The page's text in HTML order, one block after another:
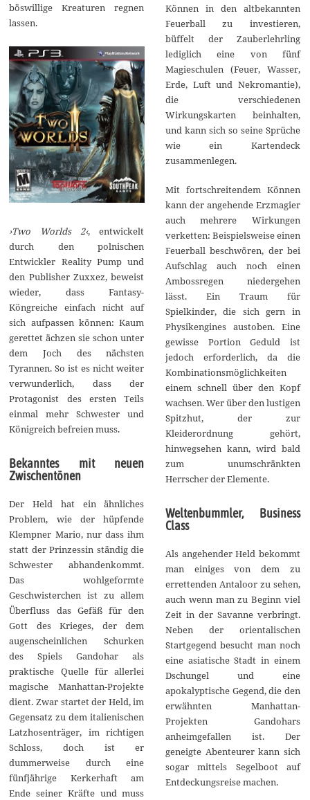
böswillige Kreaturen regnen
lassen.
›Two Worlds 2‹, entwickelt
durch den polnischen
Entwickler Reality Pump und
den Publisher Zuxxez, beweist
wieder, dass Fantasy-
Köngreiche einfach nicht auf
sich aufpassen können: Kaum
gerettet ächzen sie schon unter
dem Joch des nächsten
Tyrannen. So ist es nicht weiter
verwunderlich, dass der
Protagonist des ersten Teils
einmal mehr Schwester und
Königreich befreien muss.
Bekanntes mit neuen
Zwischentönen
Der Held hat ein ähnliches
Problem, wie der hüpfende
Klempner Mario, nur dass ihm
statt der Prinzessin ständig die
Schwester abhandenkommt.
Das wohlgeformte
Geschwisterchen ist zu allem
Überfluss das Gefäß für den
Gott des Krieges, der dem
augenscheinlichen Schurken
des Spiels Gandohar als
praktische Quelle für allerlei
magische Manhattan-Projekte
dient. Zwar startet der Held, im
Gegensatz zu dem italienischen
Latzhosenträger, im richtigen
Schloss, doch ist er
dummerweise durch eine
fünfjährige Kerkerhaft am
Ende seiner Kräfte und muss
Können in den altbekannten
Feuerball zu investieren,
büffelt der Zauberlehrling
lediglich eine von fünf
Magieschulen (Feuer, Wasser,
Erde, Luft und Nekromantie),
die verschiedenen
Wirkungskarten beinhalten,
und kann sich so seine Sprüche
wie ein Kartendeck
zusammenlegen.
Mit fortschreitendem Können
kann der angehende Erzmagier
auch mehrere Wirkungen
verketten: Beispielsweise einen
Feuerball beschwören, der bei
Aufschlag auch noch einen
Ambossregen niedergehen
lässt. Ein Traum für
Spielkinder, die sich gern in
Physikengines austoben. Eine
gewisse Portion Geduld ist
jedoch erforderlich, da die
Kombinationsmöglichkeiten
einem schnell über den Kopf
wachsen. Wer über den lustigen
Spitzhut, der zur
Kleiderordnung gehört,
hinwegsehen kann, wird bald
zum unumschränkten
Herrscher der Elemente.
Weltenbummler, Business
Class
Als angehender Held bekommt
man einiges von dem zu
errettenden Antaloor zu sehen,
auch wenn man zu Beginn viel
Zeit in der Savanne verbringt.
Neben der orientalischen
Startgegend besucht man noch
eine asiatische Stadt in einem
Dschungel und eine
apokalyptische Gegend, die den
erwähnten Manhattan-
Projekten Gandohars
anheimgefallen ist. Der
geneigte Abenteurer kann sich
sogar mittels Segelboot auf
Entdeckungsreise machen.